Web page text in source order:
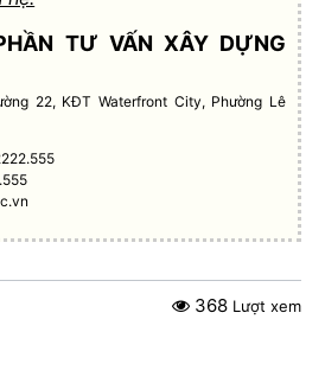
TƯ VẤN XÂY DỰNG
22, KĐT Waterfront City, Phường Lê
368 Lượt xem